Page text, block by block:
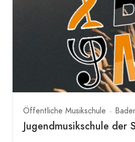
Öffentliche Musikschule
Jugendmusikschule der